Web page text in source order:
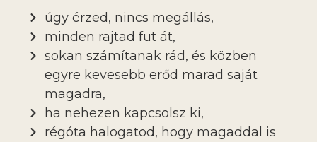
úgy érzed, nincs megállás,
minden rajtad fut át,
sokan számítanak rád, és közben
egyre kevesebb erőd marad saját
magadra,
ha nehezen kapcsolsz ki,
régóta halogatod, hogy magaddal is